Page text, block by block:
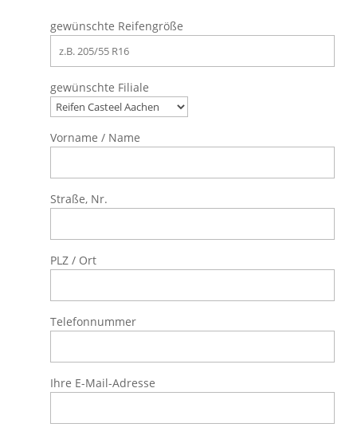
gewünschte Reifengröße
gewünschte Filiale
Vorname / Name
Straße, Nr.
PLZ / Ort
Telefonnummer
Ihre E-Mail-Adresse